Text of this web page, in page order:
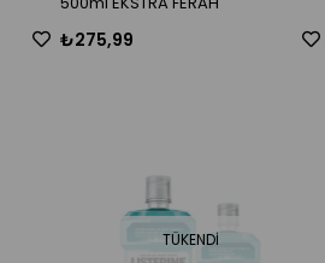
₺275,99
TÜKENDI